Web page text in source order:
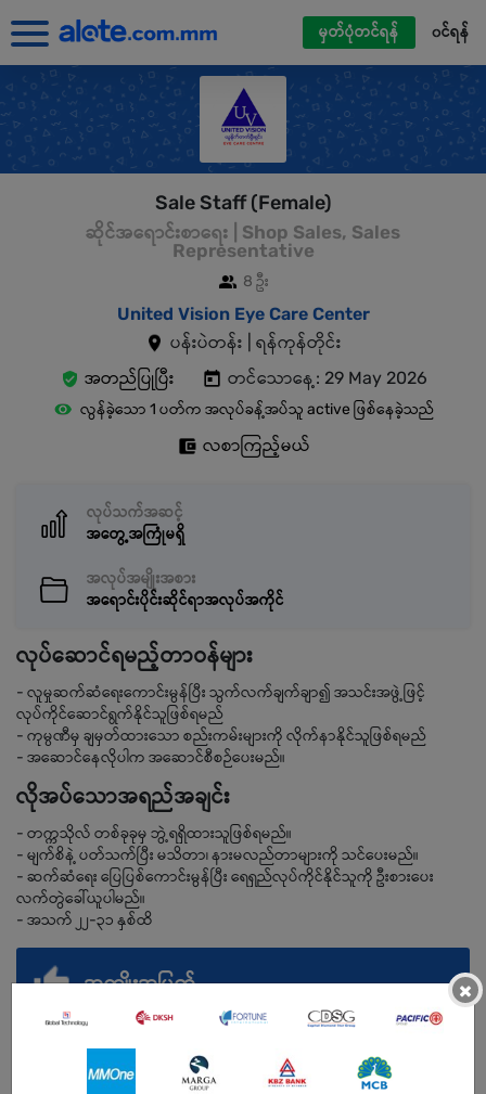
မှတ်ပုံတင်ရန် ၀င်ရန်
Sale Staff (Female)
ဆိုင်အရောင်းစာရေး | Shop Sales, Sales
Representative
8 ဦး
United Vision Eye Care Center
ပန်းပဲတန်း | ရန်ကုန်တိုင်း
အတည်ပြုပြီး
တင်သောနေ့: 29 May 2026
လွန်ခဲ့သော 1 ပတ်က အလုပ်ခန့်အပ်သူ active ဖြစ်နေခဲ့သည်
လစာကြည့်မယ်
လုပ်သက်အဆင့်
အတွေ့အကြုံမရှိ
အလုပ်အမျိုးအစား
အရောင်းပိုင်းဆိုင်ရာအလုပ်အကိုင်
လုပ်ဆောင်ရမည့်တာဝန်များ
- လူမှုဆက်ဆံရေးကောင်းမွန်ပြီး သွက်လက်ချက်ချာ၍ အသင်းအဖွဲ့ဖြင့်
လုပ်ကိုင်ဆောင်ရွက်နိုင်သူဖြစ်ရမည်
- ကုမ္ပဏီမှ ချမှတ်ထားသော စည်းကမ်းများကို လိုက်နာနိုင်သူဖြစ်ရမည်
- အဆောင်နေလိုပါက အဆောင်စီစဉ်ပေးမည်။
လိုအပ်သောအရည်အချင်း
- တက္ကသိုလ် တစ်ခုခုမှ ဘွဲ့ရရှိထားသူဖြစ်ရမည်။
- မျက်စိနဲ့ ပတ်သက်ပြီး မသိတာ၊ နားမလည်တာများကို သင်ပေးမည်။
- ဆက်ဆံရေး ပြေပြစ်ကောင်းမွန်ပြီး ရေရှည်လုပ်ကိုင်နိုင်သူကို ဦးစားပေး
လက်တွဲခေါ်ယူပါမည်။
- အသက် ၂၂-၃၁ နှစ်ထိ
အကျိုးအမြတ်
လစာ-550000
အလုပ်ချိန် - မနက် 9 နာရီမှ ညနေ 7 နာရီထိ
ပိတ်ရက် - တစ်ပတ်တစ်ရက်
×